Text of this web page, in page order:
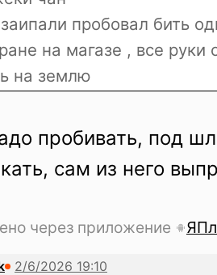
пробовал бить
на магазе , все руки
на землю
пробивать, под
сам из него
через приложение